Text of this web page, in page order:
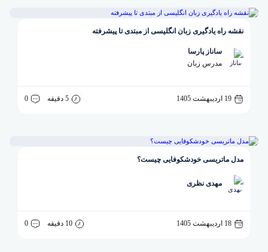
نقشه راه یادگیری زبان انگلیسی از مبتدی تا پیشرفته
ساناز پارسا
مدرس زبان
19 اردیبهشت 1405 5 دقیقه 0
مدل ماتریسی خودشکوفایی چیست؟
مهدی نظری
18 اردیبهشت 1405 10 دقیقه 0